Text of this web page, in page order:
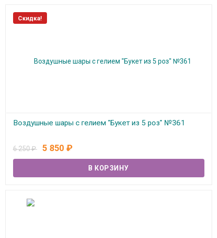
Скидка!
Воздушные шары с гелием "Букет из 5 роз" №361
6 250₽ 5 850 ₽